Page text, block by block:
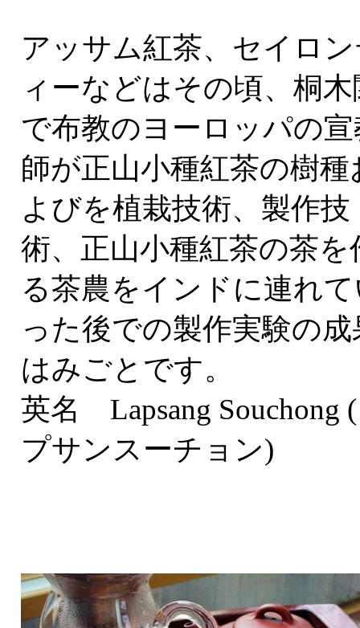
アッサム紅茶、セイロ
ィーなどはその頃、桐木
で布教のヨーロッパの宣
師が正山小種紅茶の樹種
よびを植栽技術、製作技
術、正山小種紅茶の茶を
る茶農をインドに連れ
った後での製作実験の成
はみごとです。
英名 Lapsang Souchong
プサンスーチョン)